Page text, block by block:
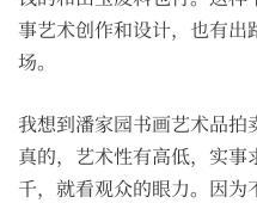
事艺术创作和设计，也有
场。
我想到潘家园书画艺术品
真的，艺术性有高低，实
千，就看观众的眼力。因